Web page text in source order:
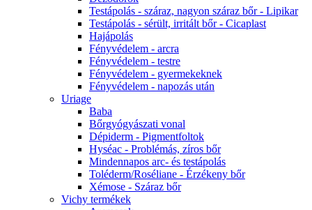
Testápolás - száraz, nagyon száraz bőr - Lipikar
Testápolás - sérült, irritált bőr - Cicaplast
Hajápolás
Fényvédelem - arcra
Fényvédelem - testre
Fényvédelem - gyermekeknek
Fényvédelem - napozás után
Uriage
Baba
Bőrgyógyászati vonal
Dépiderm - Pigmentfoltok
Hyséac - Problémás, zíros bőr
Mindennapos arc- és testápolás
Toléderm/Roséliane - Érzékeny bőr
Xémose - Száraz bőr
Vichy termékek